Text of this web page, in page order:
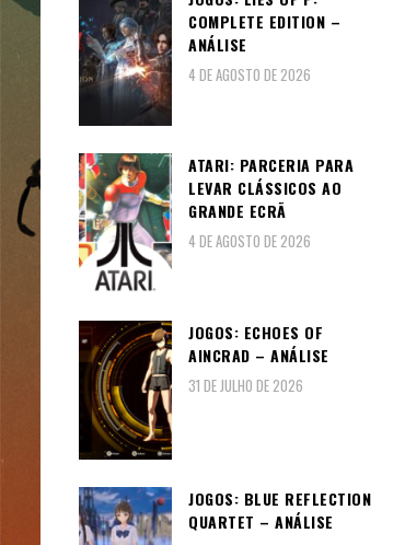
COMPLETE EDITION –
ANÁLISE
4 DE AGOSTO DE 2026
ATARI: PARCERIA PARA
LEVAR CLÁSSICOS AO
GRANDE ECRÃ
4 DE AGOSTO DE 2026
JOGOS: ECHOES OF
AINCRAD – ANÁLISE
31 DE JULHO DE 2026
JOGOS: BLUE REFLECTION
QUARTET – ANÁLISE